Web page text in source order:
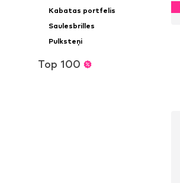
Kabatas portfelis
Saulesbrilles
Pulksteņi
Top 100